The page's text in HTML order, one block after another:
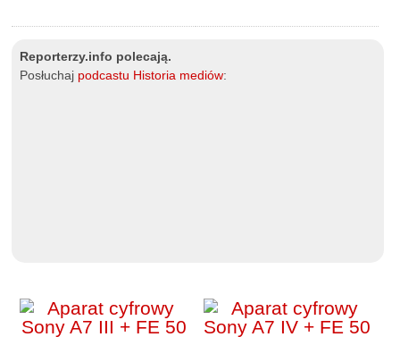
Reporterzy.info polecają.
Posłuchaj podcastu Historia mediów: